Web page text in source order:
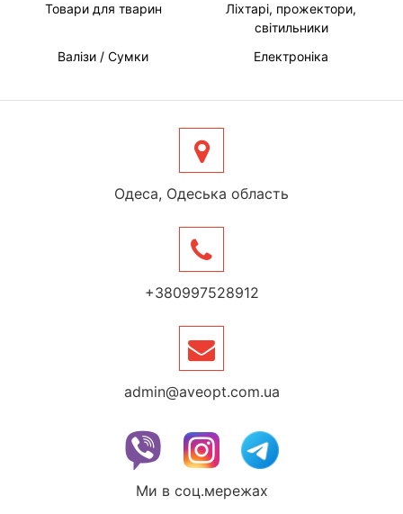
Товари для тварин
Ліхтарі, прожектори,
світильники
Валізи / Сумки
Електроніка
Одеса, Одеська область
+380997528912
admin@aveopt.com.ua
Ми в соц.мережах